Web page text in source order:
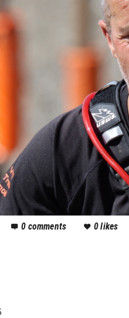
0 comments 0likes